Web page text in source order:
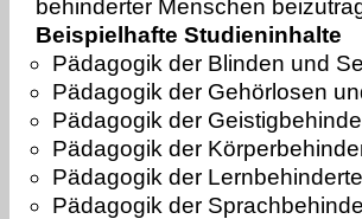
behinderter Menschen
Beispielhafte Studieninhalte
Pädagogik der Blinden und
Pädagogik der Gehörlosen
Pädagogik der
Pädagogik der
Pädagogik der
Pädagogik der